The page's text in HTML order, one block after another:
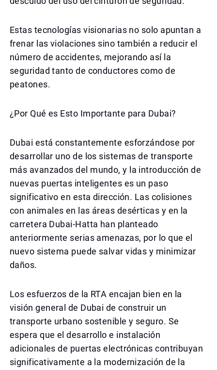
Estas tecnologías visionarias no solo apuntan a
frenar las violaciones sino también a reducir el
número de accidentes, mejorando así la
seguridad tanto de conductores como de
peatones.
¿Por Qué es Esto Importante para Dubai?
Dubai está constantemente esforzándose por
desarrollar uno de los sistemas de transporte
más avanzados del mundo, y la introducción de
nuevas puertas inteligentes es un paso
significativo en esta dirección. Las colisiones
con animales en las áreas desérticas y en la
carretera Dubai-Hatta han planteado
anteriormente serias amenazas, por lo que el
nuevo sistema puede salvar vidas y minimizar
daños.
Los esfuerzos de la RTA encajan bien en la
visión general de Dubai de construir un
transporte urbano sostenible y seguro. Se
espera que el desarrollo e instalación
adicionales de puertas electrónicas contribuyan
significativamente a la modernización de la